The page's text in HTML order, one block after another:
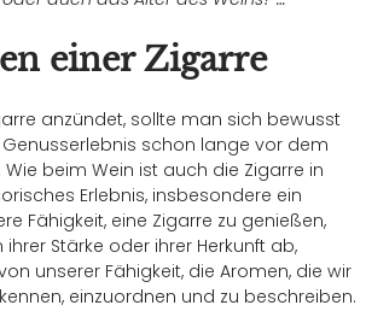
einer Zigarre
anzündet, sollte man sich bewusst
schon lange vor dem
beim Wein ist auch die Zigarre in
Erlebnis, insbesondere ein
Fähigkeit, eine Zigarre zu genießen,
Stärke oder ihrer Herkunft ab,
unserer Fähigkeit, die Aromen, die wir
einzuordnen und zu beschreiben.